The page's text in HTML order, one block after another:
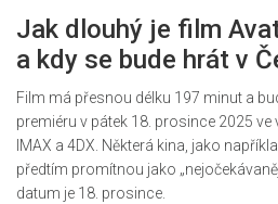
Jak dlouhý je film
a kdy se bude hrát v
Film má přesnou délku 197 minut a
premiéru v pátek 18. prosince 2025
IMAX a 4DX. Některá kina, jako
předtím promítnou jako
datum je 18. prosince.